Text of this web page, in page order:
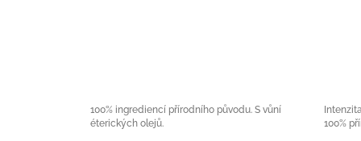
100% ingrediencí přírodního původu. S vůní
éterických olejů.
100%